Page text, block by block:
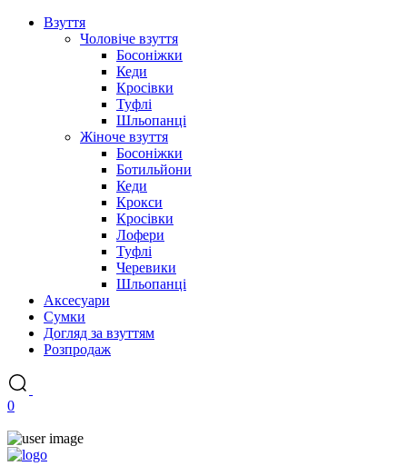
Взуття
Чоловіче взуття
Босоніжки
Кеди
Кросівки
Туфлі
Шльопанці
Жіноче взуття
Босоніжки
Ботильйони
Кеди
Крокси
Кросівки
Лофери
Туфлі
Черевики
Шльопанці
Аксесуари
Сумки
Догляд за взуттям
Розпродаж
0